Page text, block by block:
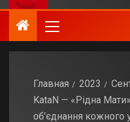
Главная 2023
KataN — «Рідна
об’єднання кожного